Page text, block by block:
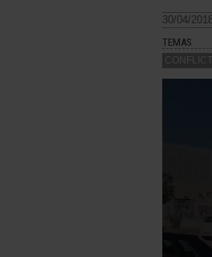
30/04/
TEMAS